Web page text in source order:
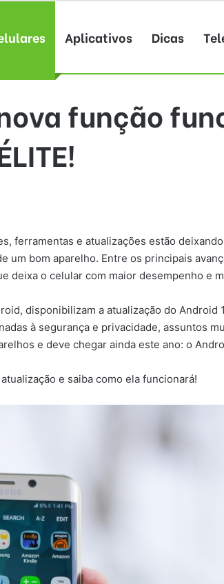
Aplicativos Dicas
função
ferramentas e atualizações estão
um bom aparelho. Entre os principais
deixa o celular com maior desempenho e
disponibilizam a atualização do Android
à segurança e privacidade, assuntos
e deve chegar ainda este ano: o
e saiba como ela funcionará!